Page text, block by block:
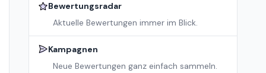
Bewertungsradar
Aktuelle Bewertungen immer im Blick.
Kampagnen
Neue Bewertungen ganz einfach sammeln.